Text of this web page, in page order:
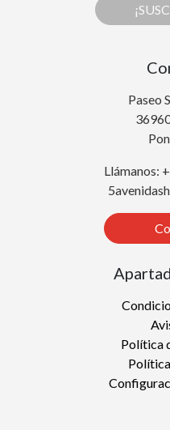
Paseo
Llámanos:
Política